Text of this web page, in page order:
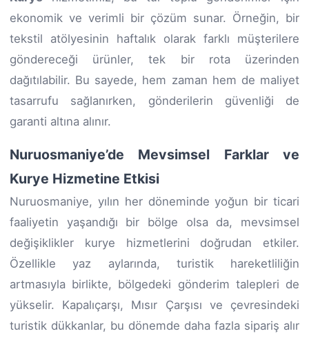
ekonomik ve verimli bir çözüm sunar. Örneğin, bir
tekstil atölyesinin haftalık olarak farklı müşterilere
göndereceği ürünler, tek bir rota üzerinden
dağıtılabilir. Bu sayede, hem zaman hem de maliyet
tasarrufu sağlanırken, gönderilerin güvenliği de
garanti altına alınır.
Nuruosmaniye’de Mevsimsel Farklar ve
Kurye Hizmetine Etkisi
Nuruosmaniye, yılın her döneminde yoğun bir ticari
faaliyetin yaşandığı bir bölge olsa da, mevsimsel
değişiklikler kurye hizmetlerini doğrudan etkiler.
Özellikle yaz aylarında, turistik hareketliliğin
artmasıyla birlikte, bölgedeki gönderim talepleri de
yükselir. Kapalıçarşı, Mısır Çarşısı ve çevresindeki
turistik dükkanlar, bu dönemde daha fazla sipariş alır